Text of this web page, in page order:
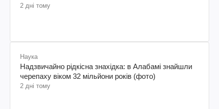
2 дні тому
Наука
Надзвичайно рідкісна знахідка: в Алабамі знайшли
черепаху віком 32 мільйони років (фото)
2 дні тому